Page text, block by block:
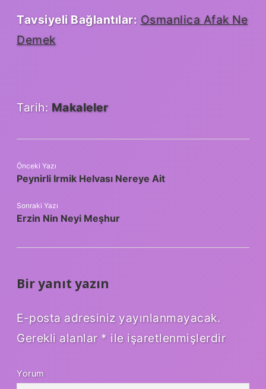
Tavsiyeli Bağlantılar: Osmanlica Afak Ne
Demek
Tarih: Makaleler
Önceki Yazı
Peynirli Irmik Helvası Nereye Ait
Sonraki Yazı
Erzin Nin Neyi Meşhur
Bir yanıt yazın
E-posta adresiniz yayınlanmayacak.
Gerekli alanlar * ile işaretlenmişlerdir
Yorum